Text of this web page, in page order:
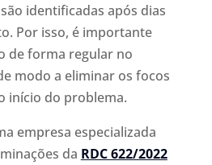
identificadas após dias
Por isso, é importante
de forma regular no
modo a eliminar os focos
início do problema.
empresa especializada
da RDC 622/2022